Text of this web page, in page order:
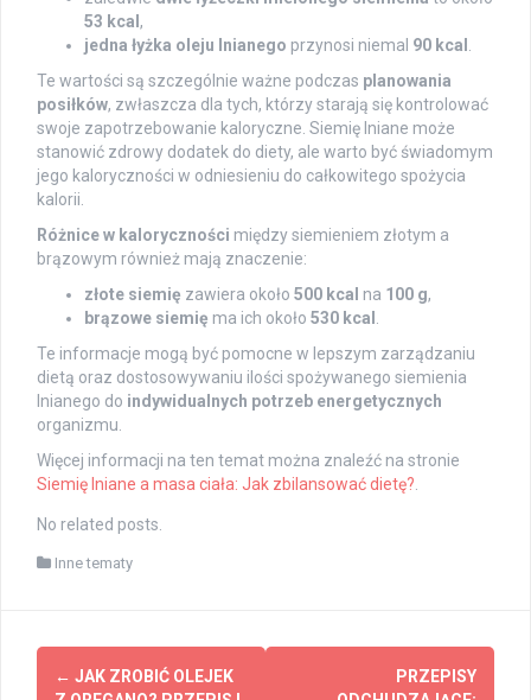
53 kcal ,
jedna łyżka oleju lnianego przynosi niemal 90 kcal
Te wartości są szczególnie ważne podczas planowania
posiłków, zwłaszcza dla tych, którzy starają się kontrolować
swoje zapotrzebowanie kaloryczne. Siemię lniane może
stanowić zdrowy dodatek do diety, ale warto być świadomym
jego kaloryczności w odniesieniu do całkowitego spożycia
kalorii.
Różnice w kaloryczności między siemieniem złotym a
brązowym również mają znaczenie:
złote siemię zawiera około 500 kcal na 100 g,
brązowe siemię ma ich około 530 kcal
Te informacje mogą być pomocne w lepszym zarządzaniu
dietą oraz dostosowywaniu ilości spożywanego siemienia
lnianego do indywidualnych potrzeb energetycznych
organizmu.
Więcej informacji na ten temat można znaleźć na stronie
Siemię lniane a masa ciała: Jak zbilansować dietę?
No related posts.
Inne tematy
Post
← JAK ZROBIĆ OLEJEK
PRZEPISY